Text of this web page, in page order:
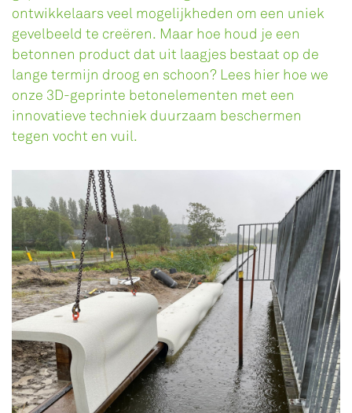
ontwikkelaars veel mogelijkheden om een uniek
gevelbeeld te creëren. Maar hoe houd je een
betonnen product dat uit laagjes bestaat op de
lange termijn droog en schoon? Lees hier hoe we
onze 3D-geprinte betonelementen met een
innovatieve techniek duurzaam beschermen
tegen vocht en vuil.